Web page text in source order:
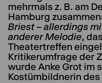
mehrmals z. B. am
Hamburg
Briest – allerdings
anderer Melodie,
Theatertreffen
Kritikerumfrage der
wurde Anke Grot im
Kostümbildnerin